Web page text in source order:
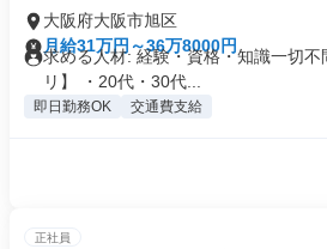
大阪府大阪市旭区
月給31万円～36万8000円
求める人材: 経験・資格・知識一切不
リ】 ・20代・30代...
即日勤務OK 交通費支給
正社員